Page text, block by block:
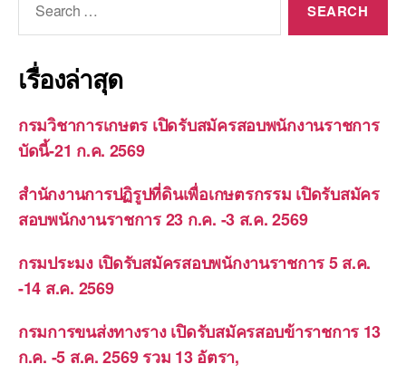
เรื่องล่าสุด
กรมวิชาการเกษตร เปิดรับสมัครสอบพนักงานราชการ
บัดนี้-21 ก.ค. 2569
สำนักงานการปฏิรูปที่ดินเพื่อเกษตรกรรม เปิดรับสมัคร
สอบพนักงานราชการ 23 ก.ค. -3 ส.ค. 2569
กรมประมง เปิดรับสมัครสอบพนักงานราชการ 5 ส.ค.
-14 ส.ค. 2569
กรมการขนส่งทางราง เปิดรับสมัครสอบข้าราชการ 13
ก.ค. -5 ส.ค. 2569 รวม 13 อัตรา,